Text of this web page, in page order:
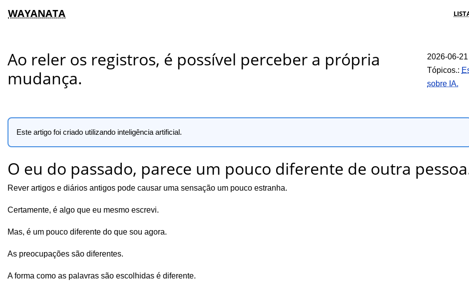
WAYANATA
Ao reler os registros, é possível perceber a própria
mudança.
2026-06-
Tópicos.:
sobre IA.
Este artigo foi criado utilizando inteligência artificial.
O eu do passado, parece um pouco diferente de outra
Rever artigos e diários antigos pode causar uma sensação um pouco estranha.
Certamente, é algo que eu mesmo escrevi.
Mas, é um pouco diferente do que sou agora.
As preocupações são diferentes.
A forma como as palavras são escolhidas é diferente.